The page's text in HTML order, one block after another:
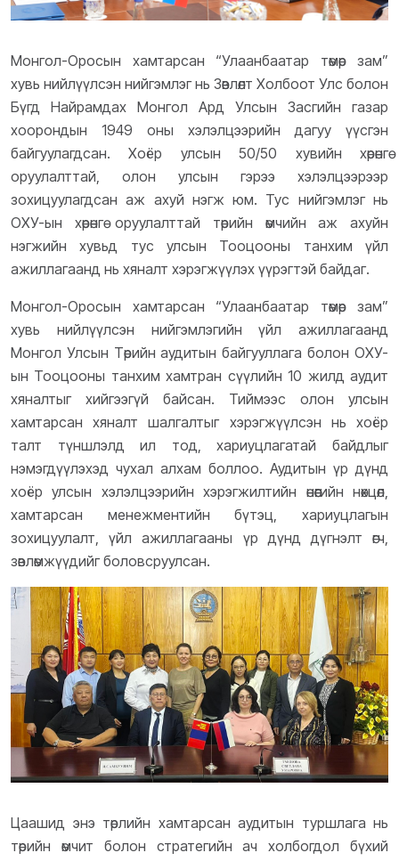
Монгол-Оросын хамтарсан “Улаанбаатар төмөр зам”
хувь нийлүүлсэн нийгэмлэг нь Зөвлөлт Холбоот Улс болон
Бүгд Найрамдах Монгол Ард Улсын Засгийн газар
хоорондын 1949 оны хэлэлцээрийн дагуу үүсгэн
байгуулагдсан. Хоёр улсын 50/50 хувийн хөрөнгө
оруулалттай, олон улсын гэрээ хэлэлцээрээр
зохицуулагдсан аж ахуй нэгж юм. Тус нийгэмлэг нь
ОХУ-ын хөрөнгө оруулалттай төрийн өмчийн аж ахуйн
нэгжийн хувьд тус улсын Тооцооны танхим үйл
ажиллагаанд нь хяналт хэрэгжүүлэх үүрэгтэй байдаг.
Монгол-Оросын хамтарсан “Улаанбаатар төмөр зам”
хувь нийлүүлсэн нийгэмлэгийн үйл ажиллагаанд
Монгол Улсын Төрийн аудитын байгууллага болон ОХУ-
ын Тооцооны танхим хамтран сүүлийн 10 жилд аудит
хяналтыг хийгээгүй байсан. Тиймээс олон улсын
хамтарсан хяналт шалгалтыг хэрэгжүүлсэн нь хоёр
талт түншлэлд ил тод, хариуцлагатай байдлыг
нэмэгдүүлэхэд чухал алхам боллоо. Аудитын үр дүнд
хоёр улсын хэлэлцээрийн хэрэгжилтийн өнөөгийн нөхцөл,
хамтарсан менежментийн бүтэц, хариуцлагын
зохицуулалт, үйл ажиллагааны үр дүнд дүгнэлт өгч,
зөвлөмжүүдийг боловсруулсан.
Цаашид энэ төрлийн хамтарсан аудитын туршлага нь
төрийн өмчит болон стратегийн ач холбогдол бүхий